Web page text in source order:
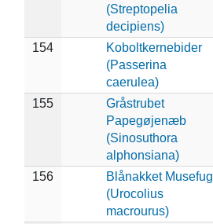
(Streptopelia
decipiens)
154
Koboltkernebider
(Passerina
caerulea)
155
Gråstrubet
Papegøjenæb
(Sinosuthora
alphonsiana)
156
Blånakket Musefugl
(Urocolius
macrourus)